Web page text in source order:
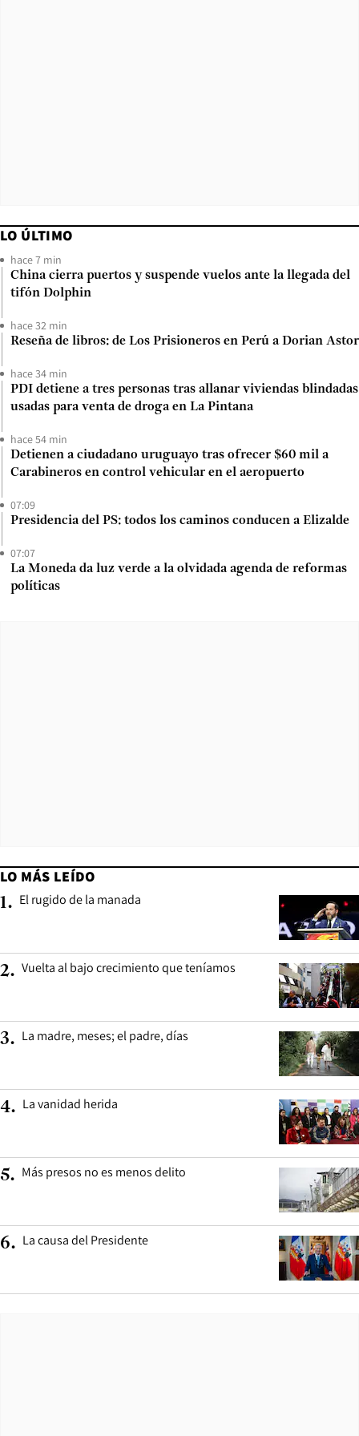
LO ÚLTIMO
hace 7 min
China cierra puertos y suspende vuelos ante la llegada del
tifón Dolphin
hace 32 min
Reseña de libros: de Los Prisioneros en Perú a Dorian Astor
hace 34 min
PDI detiene a tres personas tras allanar viviendas blindadas
usadas para venta de droga en La Pintana
hace 54 min
Detienen a ciudadano uruguayo tras ofrecer $60 mil a
Carabineros en control vehicular en el aeropuerto
07:09
Presidencia del PS: todos los caminos conducen a Elizalde
07:07
La Moneda da luz verde a la olvidada agenda de reformas
políticas
LO MÁS LEÍDO
1. El rugido de la manada
2. Vuelta al bajo crecimiento que teníamos
3. La madre, meses; el padre, días
4. La vanidad herida
5. Más presos no es menos delito
6. La causa del Presidente